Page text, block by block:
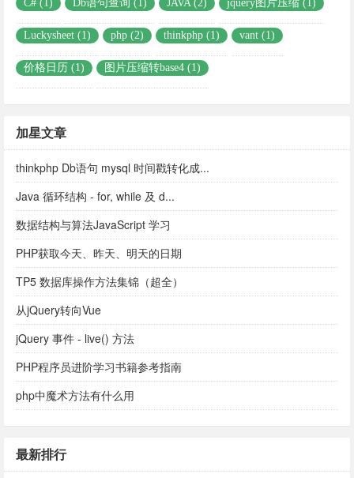
C# (1) Db语句查询 (1) JAVA (2) jquery图片压缩 (1)
Luckysheet (1) php (2) thinkphp (1) vant (1)
价格日历 (1) 图片压缩转base4 (1)
加星文章
thinkphp Db语句 mysql 时间戳转化成...
Java 循环结构 - for, while 及 d...
数据结构与算法JavaScript 学习
PHP获取今天、昨天、明天的日期
TP5 数据库操作方法集锦（超全）
从jQuery转向Vue
jQuery 事件 - live() 方法
PHP程序员进阶学习书籍参考指南
php中魔术方法有什么用
最新排行